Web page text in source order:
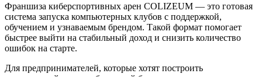
Франшиза киберспортивных арен COLIZEUM — это готовая
система запуска компьютерных клубов с поддержкой,
обучением и узнаваемым брендом. Такой формат помогает
быстрее выйти на стабильный доход и снизить количество
ошибок на старте.
Для предпринимателей, которые хотят построить